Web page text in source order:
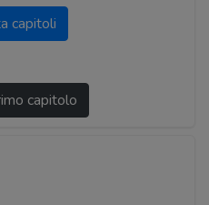
capitoli
capitolo